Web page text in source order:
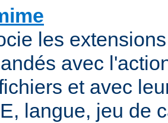
les
avec
et avec
langue, jeu de